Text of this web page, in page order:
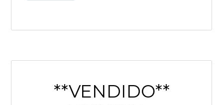
**VENDIDO**